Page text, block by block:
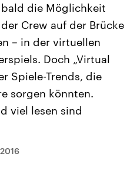
aus
Aktuelle Beiträge,
Hintergründe
Wirtschaftlich und
gehören die Vereinigten
den mächtigsten Ländern
mit großem Einfluss auf
Podcasts
bald die Möglichkeit
Crew auf der Brücke
– in der virtuellen
Doch „Virtual
Spiele-Trends, die
sorgen könnten.
viel lesen sind